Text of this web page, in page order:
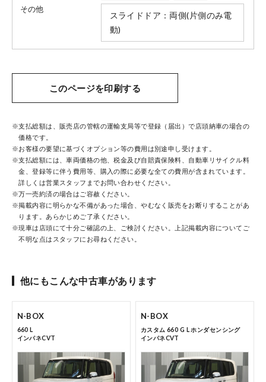
サイトご利用にあたって
プライバシーポリシー
ホンダモビリティ近畿 法人サイト
中古車在庫検索 トップページ
点検・整備のご予約
各店舗へのお問い合わせ
その他
スライドドア：両側(片側のみ電
動)
このページを印刷する
※支払総額は、販売店の管轄の運輸支局等で登録（届出）で店頭納車の場合の
価格です。
※お客様の要望に基づくオプション等の費用は別途申し受けます。
※支払総額には、車両価格の他、税金及び自賠責保険料、自動車リサイクル料
金、登録等に伴う費用等、購入の際に必要な全ての費用が含まれています。
詳しくは営業スタッフまでお問い合わせください。
※万一売約済の場合はご容赦ください。
※掲載内容に明らかな不備があった場合、やむなく販売をお断りすることがあ
ります。あらかじめご了承ください。
※現車は店頭にて十分ご確認の上、ご検討ください。上記掲載内容についてご
不明な点はスタッフにお尋ねください。
他にもこんな中古車があります
N-BOX
660 L
インパネCVT
N-BOX
カスタム 660 G L ホンダセンシング
インパネCVT